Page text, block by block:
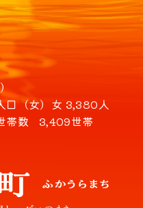
口（女） 女 3,380人
帯数 3,409世帯